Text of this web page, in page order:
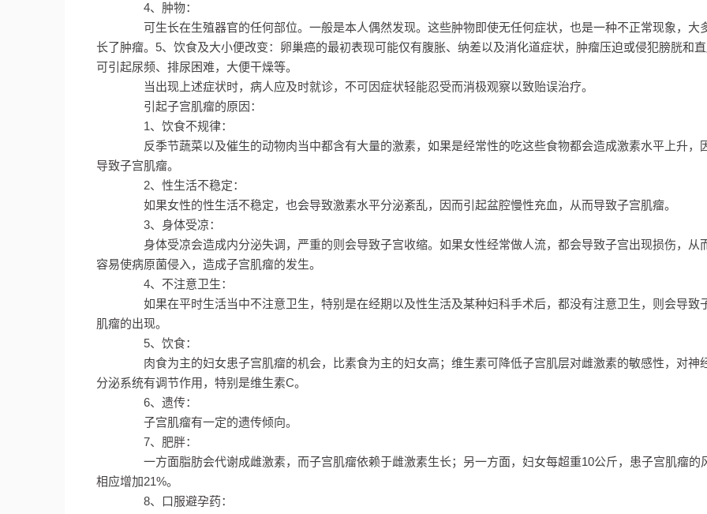
4、肿物：
可生长在生殖器官的任何部位。一般是本人偶然发现。这些肿物即使无任何症状，也是一种不正常现象，大
长了肿瘤。5、饮食及大小便改变：卵巢癌的最初表现可能仅有腹胀、纳差以及消化道症状，肿瘤压迫或侵犯膀胱和
可引起尿频、排尿困难，大便干燥等。
当出现上述症状时，病人应及时就诊，不可因症状轻能忍受而消极观察以致贻误治疗。
引起子宫肌瘤的原因：
1、饮食不规律：
反季节蔬菜以及催生的动物肉当中都含有大量的激素，如果是经常性的吃这些食物都会造成激素水平上升，
导致子宫肌瘤。
2、性生活不稳定：
如果女性的性生活不稳定，也会导致激素水平分泌紊乱，因而引起盆腔慢性充血，从而导致子宫肌瘤。
3、身体受凉：
身体受凉会造成内分泌失调，严重的则会导致子宫收缩。如果女性经常做人流，都会导致子宫出现损伤，从
容易使病原菌侵入，造成子宫肌瘤的发生。
4、不注意卫生：
如果在平时生活当中不注意卫生，特别是在经期以及性生活及某种妇科手术后，都没有注意卫生，则会导致
肌瘤的出现。
5、饮食：
肉食为主的妇女患子宫肌瘤的机会，比素食为主的妇女高；维生素可降低子宫肌层对雌激素的敏感性，对神
分泌系统有调节作用，特别是维生素C。
6、遗传：
子宫肌瘤有一定的遗传倾向。
7、肥胖：
一方面脂肪会代谢成雌激素，而子宫肌瘤依赖于雌激素生长；另一方面，妇女每超重10公斤，患子宫肌瘤的
相应增加21%。
8、口服避孕药：